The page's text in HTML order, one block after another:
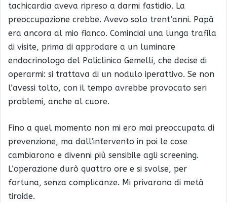
tachicardia aveva ripreso a darmi fastidio. La
preoccupazione crebbe. Avevo solo trent’anni. Papà
era ancora al mio fianco. Cominciai una lunga trafila
di visite, prima di approdare a un luminare
endocrinologo del Policlinico Gemelli, che decise di
operarmi: si trattava di un nodulo iperattivo. Se non
l’avessi tolto, con il tempo avrebbe provocato seri
problemi, anche al cuore.
Fino a quel momento non mi ero mai preoccupata di
prevenzione, ma dall’intervento in poi le cose
cambiarono e divenni più sensibile agli screening.
L’operazione durò quattro ore e si svolse, per
fortuna, senza complicanze. Mi privarono di metà
tiroide.